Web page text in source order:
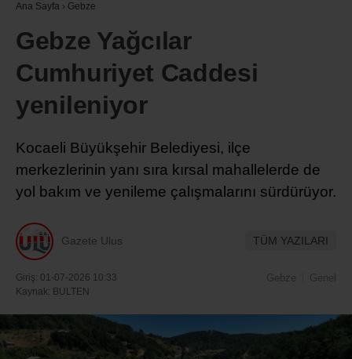
Ana Sayfa › Gebze
Gebze Yağcılar
Cumhuriyet Caddesi
yenileniyor
Kocaeli Büyükşehir Belediyesi, ilçe
merkezlerinin yanı sıra kırsal mahallelerde de
yol bakım ve yenileme çalışmalarını sürdürüyor.
Gazete Ulus TÜM YAZILARI
Giriş: 01-07-2026 10:33
Kaynak: BULTEN
Gebze Genel